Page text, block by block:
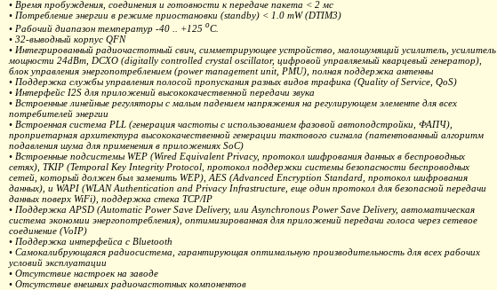
• Время пробуждения, соединения и готовности к передаче пакета < 2 мс
• Потребление энергии в режиме приостановки (standby) < 1.0 mW (DTIM3)
• Рабочий диапазон температур -40 .. +125 oC.
• 32-выводный корпус QFN
• Интегрированный радиочастотный свич, симметрирующее устройство, малошумящий усилитель, усилитель
мощности 24dBm, DCXO (digitally controlled crystal oscillator, цифровой управляемый кварцевый генератор),
блок управления энергопотреблением (power management unit, PMU), полная поддержка антенны
• Поддержка службы управления полосой пропускания разных видов трафика (Quality of Service, QoS)
• Интерфейс I2S для приложений высококачественной передачи звука
• Встроенные линейные регуляторы с малым падением напряжения на регулирующем элементе для всех
потребителей энергии
• Встроенная система PLL (генерация частоты с использованием фазовой автоподстройки, ФАПЧ),
проприетарная архитектура высококачественной генерации тактового сигнала (патентованный алгоритм
подавления шума для применения в приложениях SoC)
• Встроенные подсистемы WEP (Wired Equivalent Privacy, протокол шифрования данных в беспроводных
сетях), TKIP (Temporal Key Integrity Protocol, протокол поддержки системы безопасности беспроводных
сетей, который должен был заменить WEP), AES (Advanced Encryption Standard, протокол шифрования
данных), и WAPI (WLAN Authentication and Privacy Infrastructure, еще один протокол для безопасной передачи
данных поверх WiFi), поддержка стека TCP/IP
• Поддержка APSD (Automatic Power Save Delivery, или Asynchronous Power Save Delivery, автоматическая
система экономии энергопотребления), оптимизированная для приложений передачи голоса через сетевое
соединение (VoIP)
• Поддержка интерфейса с Bluetooth
• Самокалибрующаяся радиосистема, гарантирующая оптимальную производительность для всех рабочих
условий эксплуатации
• Отсутствие настроек на заводе
• Отсутствие внешних радиочастотных компонентов